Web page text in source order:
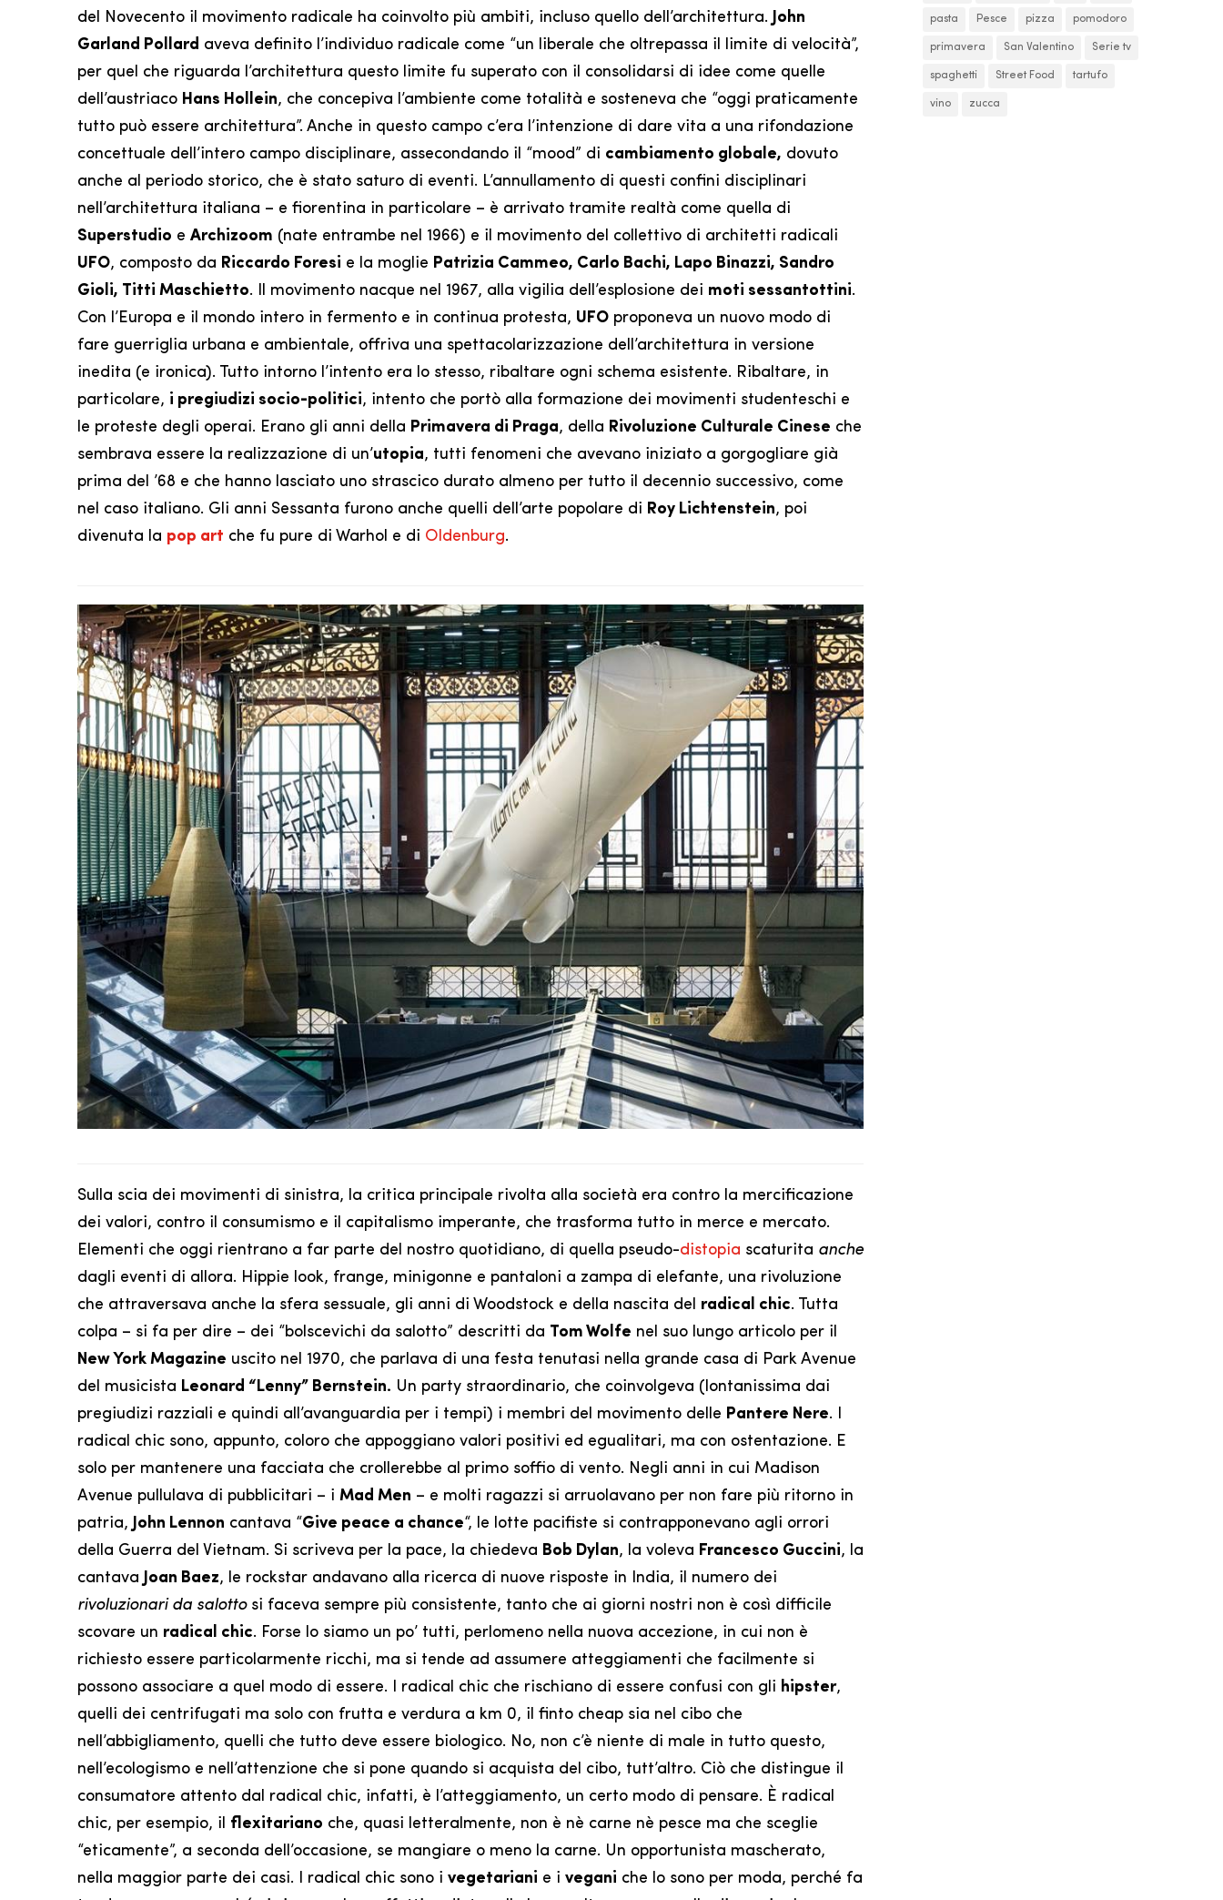
del Novecento il movimento radicale ha coinvolto più ambiti, incluso quello dell’architettura.
John
Garland Pollard aveva definito l’individuo radicale come “un liberale che oltrepassa il limite di velocità”,
per quel che riguarda l’architettura questo limite fu superato con il consolidarsi di idee come quelle
dell’austriaco Hans Hollein, che concepiva l’ambiente come totalità e sosteneva che “oggi praticamente
tutto può essere architettura”. Anche in questo campo c’era l’intenzione di dare vita a una rifondazione
concettuale dell’intero campo disciplinare, assecondando il “mood” di cambiamento globale, dovuto
anche al periodo storico, che è stato saturo di eventi. L’annullamento di questi confini disciplinari
nell’architettura italiana – e fiorentina in particolare – è arrivato tramite realtà come quella di
Superstudio e Archizoom (nate entrambe nel 1966) e il movimento del collettivo di architetti radicali
UFO, composto da Riccardo Foresi e la moglie Patrizia Cammeo, Carlo Bachi, Lapo Binazzi, Sandro
Gioli, Titti Maschietto. Il movimento nacque nel 1967, alla vigilia dell’esplosione dei moti sessantottini.
Con l’Europa e il mondo intero in fermento e in continua protesta, UFO proponeva un nuovo modo di
fare guerriglia urbana e ambientale, offriva una spettacolarizzazione dell’architettura in versione
inedita (e ironica). Tutto intorno l’intento era lo stesso, ribaltare ogni schema esistente. Ribaltare, in
particolare, i pregiudizi socio-politici, intento che portò alla formazione dei movimenti studenteschi e
le proteste degli operai. Erano gli anni della Primavera di Praga, della Rivoluzione Culturale Cinese che
sembrava essere la realizzazione di un’utopia, tutti fenomeni che avevano iniziato a gorgogliare già
prima del ’68 e che hanno lasciato uno strascico durato almeno per tutto il decennio successivo, come
nel caso italiano. Gli anni Sessanta furono anche quelli dell’arte popolare di Roy Lichtenstein, poi
divenuta la pop art che fu pure di Warhol e di Oldenburg.
Sulla scia dei movimenti di sinistra, la critica principale rivolta alla società era contro la mercificazione
dei valori, contro il consumismo e il capitalismo imperante, che trasforma tutto in merce e mercato.
Elementi che oggi rientrano a far parte del nostro quotidiano, di quella pseudo-distopia scaturita anche
dagli eventi di allora. Hippie look, frange, minigonne e pantaloni a zampa di elefante, una rivoluzione
che attraversava anche la sfera sessuale, gli anni di Woodstock e della nascita del radical chic. Tutta
colpa – si fa per dire – dei “bolscevichi da salotto” descritti da Tom Wolfe nel suo lungo articolo per il
New York Magazine uscito nel 1970, che parlava di una festa tenutasi nella grande casa di Park Avenue
del musicista Leonard “Lenny” Bernstein. Un party straordinario, che coinvolgeva (lontanissima dai
pregiudizi razziali e quindi all’avanguardia per i tempi) i membri del movimento delle Pantere Nere. I
radical chic sono, appunto, coloro che appoggiano valori positivi ed egualitari, ma con ostentazione. E
solo per mantenere una facciata che crollerebbe al primo soffio di vento. Negli anni in cui Madison
Avenue pullulava di pubblicitari – i Mad Men – e molti ragazzi si arruolavano per non fare più ritorno in
patria, John Lennon cantava “Give peace a chance“, le lotte pacifiste si contrapponevano agli orrori
della Guerra del Vietnam. Si scriveva per la pace, la chiedeva Bob Dylan, la voleva Francesco Guccini, la
cantava Joan Baez, le rockstar andavano alla ricerca di nuove risposte in India, il numero dei
rivoluzionari da salottosi faceva sempre più consistente, tanto che ai giorni nostri non è così difficile
scovare un radical chic. Forse lo siamo un po’ tutti, perlomeno nella nuova accezione, in cui non è
richiesto essere particolarmente ricchi, ma si tende ad assumere atteggiamenti che facilmente si
possono associare a quel modo di essere. I radical chic che rischiano di essere confusi con gli hipster,
quelli dei centrifugati ma solo con frutta e verdura a km 0, il finto cheap sia nel cibo che
nell’abbigliamento, quelli che tutto deve essere biologico. No, non c’è niente di male in tutto questo,
nell’ecologismo e nell’attenzione che si pone quando si acquista del cibo, tutt’altro. Ciò che distingue il
consumatore attento dal radical chic, infatti, è l’atteggiamento, un certo modo di pensare. È radical
chic, per esempio, il flexitariano che, quasi letteralmente, non è nè carne nè pesce ma che sceglie
“eticamente”, a seconda dell’occasione, se mangiare o meno la carne. Un opportunista mascherato,
nella maggior parte dei casi. I radical chic sono i vegetariani e i vegani che lo sono per moda, perché fa
pasta Pesce pizza pomodoro
primavera San Valentino Serie tv
spaghetti Street Food tartufo
vino zucca